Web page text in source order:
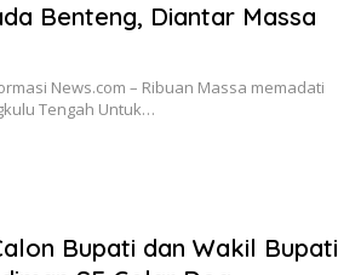
Benteng, Diantar Massa
News.com – Ribuan Massa memadati
Tengah Untuk…
Bupati dan Wakil Bupati